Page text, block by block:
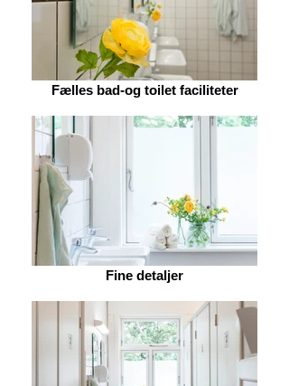
Fælles bad-og toilet faciliteter
Fine detaljer